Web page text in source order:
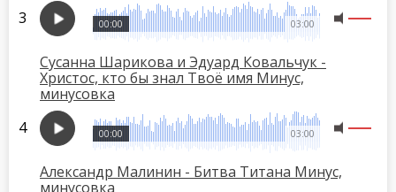
03:00
00:00
Сусанна Шарикова и Эдуард Ковальчук -
Христос, кто бы знал Твоё имя Минус,
минусовка
03:00
00:00
Александр Малинин - Битва Титана Минус,
минусовка